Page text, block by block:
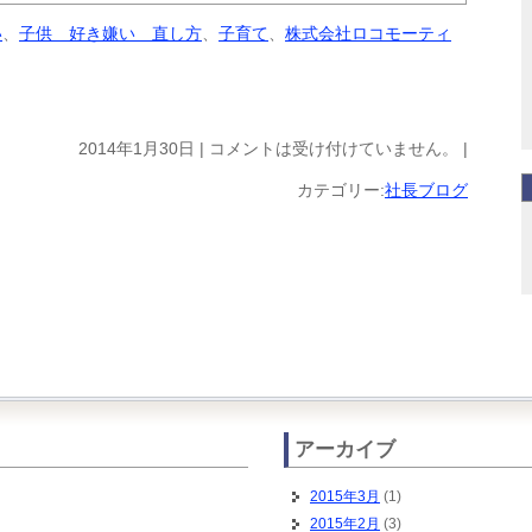
子供 好き嫌い 直し方 子育て 株式会社ロコモーティ
2014年1月30日 | コメントは受け付けていません。 |
カテゴリー:社長ブログ
アーカイブ
2015年3月 (1)
2015年2月 (3)